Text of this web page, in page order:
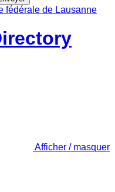
Afficher / masquer